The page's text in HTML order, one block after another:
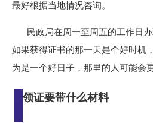
最好根据当地情况咨询。
民政局在周一至周五的工作日
如果获得证书的那一天是个好时机
为是一个好日子，那里的人可能会更
领证要带什么材料